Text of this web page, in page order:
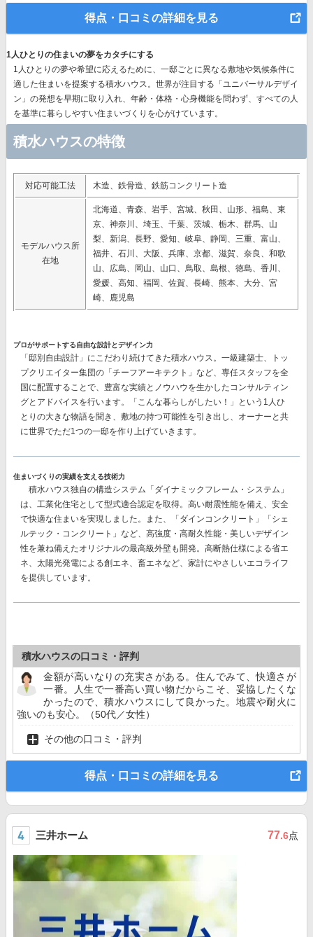
得点・口コミの詳細を見る
1人ひとりの住まいの夢をカタチにする
1人ひとりの夢や希望に応えるために、一邸ごとに異なる敷地や気候条件に
適した住まいを提案する積水ハウス。世界が注目する 「ユニバーサルデザイ
ン」の発想を早期に取り入れ、年齢・体格・心身機能を問わず、すべての人
を基準に暮らしやすい住まいづくりを心がけています。
積水ハウスの特徴
対応可能工法 木造、鉄骨造、鉄筋コンクリート造
モデルハウス所
在地
北海道、青森、岩手、宮城、秋田、山形、福島、東
京、神奈川、埼玉、千葉、茨城、栃木、群馬、山
梨、新潟、長野、愛知、岐阜、静岡、三重、富山、
福井、石川、大阪、兵庫、京都、滋賀、奈良、和歌
山、広島、岡山、山口、鳥取、島根、徳島、香川、
愛媛、高知、福岡、佐賀、長崎、熊本、大分、宮
崎、鹿児島
プロがサポートする自由な設計とデザイン力
「邸別自由設計」 にこだわり続けてきた積水ハウス。一級建築士、トッ
プクリエイター集団の 「チーフアーキテクト」 など、専任スタッフを全
国に配置することで、豊富な実績とノウハウを生かしたコンサルティン
グとアドバイスを行います。「こんな暮らしがしたい！」という1人ひ
とりの大きな物語を聞き、敷地の持つ可能性を引き出し、オーナーと共
に世界でただ1つの一邸を作り上げていきます。
住まいづくりの実績を支える技術力
積水ハウス独自の構造システム 「ダイナミックフレーム・システム」
は、工業化住宅として型式適合認定を取得。高い耐震性能を備え、安全
で快適な住まいを実現しました。また、
「ダインコンクリート」「シェ
ルテック・コンクリート」 など、高強度・高耐久性能・美しいデザイン
性を兼ね備えたオリジナルの最高級外壁も開発。高断熱仕様による省エ
ネ、太陽光発電による創エネ、畜エネなど、家計にやさしいエコライフ
を提供しています。
積水ハウスの口コミ・評判
金額が高いなりの充実さがある。住んでみて、快適さが
一番。人生で一番高い買い物だからこそ、妥協したくな
かったので、積水ハウスにして良かった。地震や耐火に
強いのも安心。（50代／女性）
その他の口コミ・評判
得点・口コミの詳細を見る
三井ホーム 77.6点